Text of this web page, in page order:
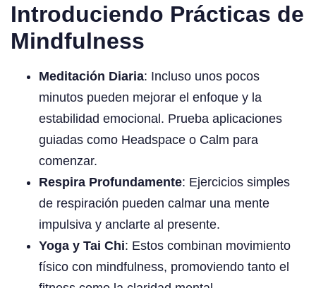
Introduciendo Prácticas de
Mindfulness
Meditación Diaria: Incluso unos pocos
minutos pueden mejorar el enfoque y la
estabilidad emocional. Prueba aplicaciones
guiadas como Headspace o Calm para
comenzar.
Respira Profundamente: Ejercicios simples
de respiración pueden calmar una mente
impulsiva y anclarte al presente.
Yoga y Tai Chi: Estos combinan movimiento
físico con mindfulness, promoviendo tanto el